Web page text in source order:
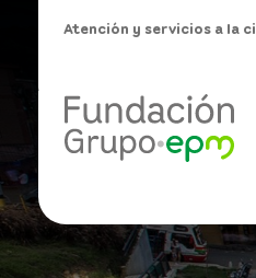
Atención y servicios a la